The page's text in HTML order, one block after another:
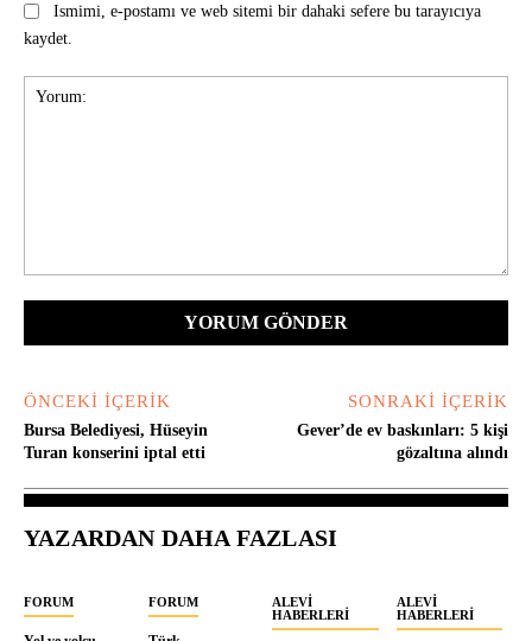
Ismimi, e-postamı ve web sitemi bir dahaki sefere bu tarayıcıya
kaydet.
ÖNCEKI İÇERIK
Bursa Belediyesi, Hüseyin
Turan konserini iptal etti
SONRAKI İÇERIK
Gever’de ev baskınları: 5 kişi
gözaltına alındı
YAZARDAN DAHA FAZLASI
FORUM FORUM
ALEVI
HABERLERI
ALEVI
HABERLERI